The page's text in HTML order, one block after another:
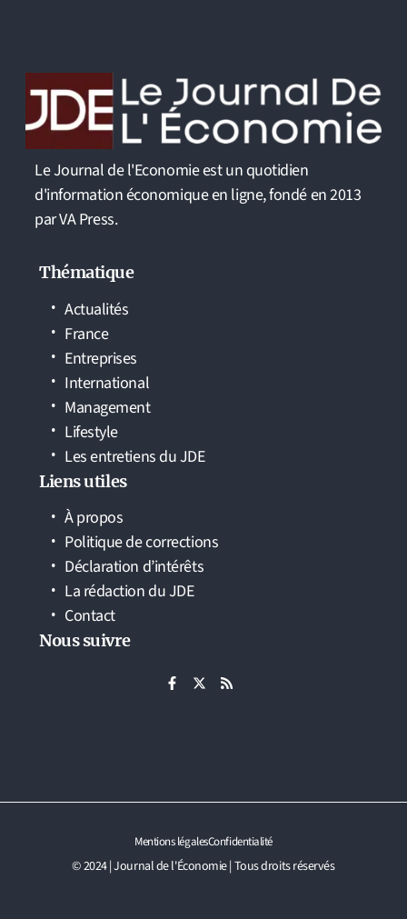
Le Journal de l'Economie est un quotidien
d'information économique en ligne, fondé en 2013
par VA Press.
Thématique
Actualités
France
Entreprises
International
Management
Lifestyle
Les entretiens du JDE
Liens utiles
À propos
Politique de corrections
Déclaration d’intérêts
La rédaction du JDE
Contact
Nous suivre
© 2024 | Journal de l'Économie | Tous droits réservés
Mentions légalesConfidentialité